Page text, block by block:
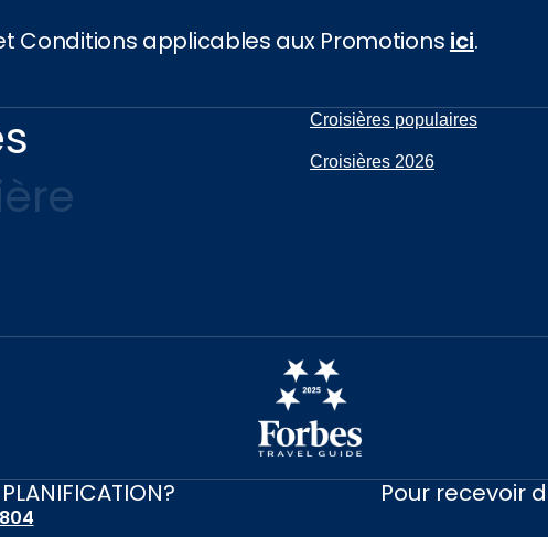
Conditions applicables aux Promotions ici.
Croisières populaires
Croisières 2026
Pour recevoir